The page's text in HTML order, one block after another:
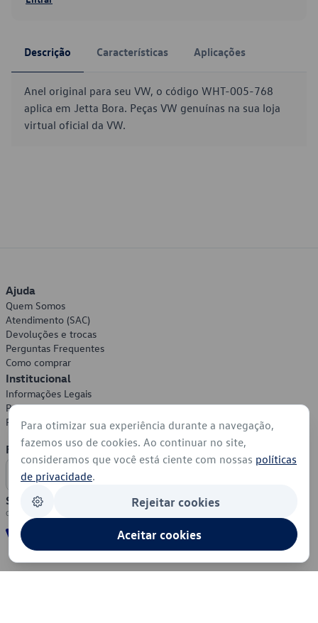
Descrição Características Aplicações
Anel original para seu VW, o código WHT-005-768
aplica em Jetta Bora. Peças VW genuínas na sua loja
virtual oficial da VW.
Ajuda
Quem Somos
Atendimento (SAC)
Devoluções e trocas
Perguntas Frequentes
Como comprar
Institucional
Informações Legais
Política de Privacidade
Política de Cookies
Formas de Pagamento
Segurança
Para otimizar sua experiência durante a navegação,
fazemos uso de cookies. Ao continuar no site,
consideramos que você está ciente com nossas políticas
de privacidade.
Rejeitar cookies
Aceitar cookies